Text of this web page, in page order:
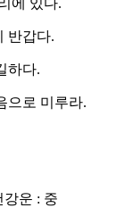
에 있다.
반갑다.
하다.
으로 미루라.
강운 : 중